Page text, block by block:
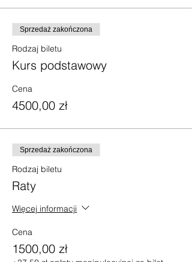
Sprzedaż zakończona
Rodzaj biletu
Kurs podstawowy
Cena
4500,00 zł
Sprzedaż zakończona
Rodzaj biletu
Raty
Więcej informacji
Cena
1500,00 zł